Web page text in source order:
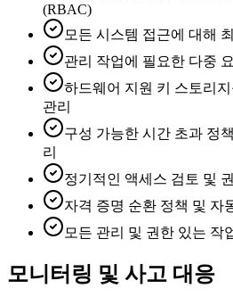
(RBAC)
모든 시스템 접근에 대해
관리 작업에 필요한 다중
하드웨어 지원 키 스토리
관리
구성 가능한 시간 초과 정
리
정기적인 액세스 검토 및
자격 증명 순환 정책 및 자
모든 관리 및 권한 있는 작
모니터링 및 사고 대응